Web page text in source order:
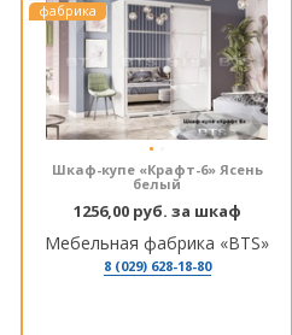
фабрика
Шкаф-купе «Крафт-6» Ясень
белый
1256,00 руб. за шкаф
Мебельная фабрика «BTS»
8 (029) 628-18-80